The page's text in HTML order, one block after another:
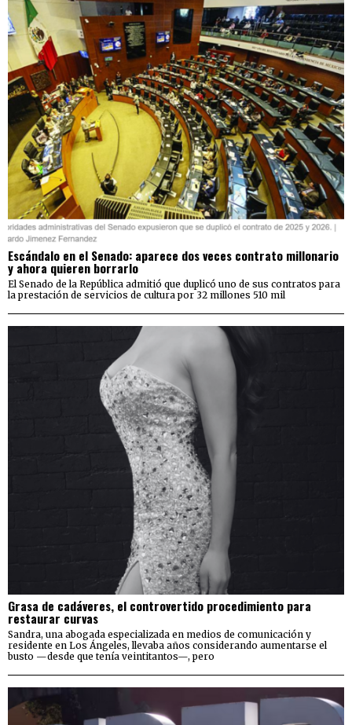
Escándalo en el Senado: aparece dos veces contrato millonario
y ahora quieren borrarlo
El Senado de la República admitió que duplicó uno de sus contratos para
la prestación de servicios de cultura por 32 millones 510 mil
Grasa de cadáveres, el controvertido procedimiento para
restaurar curvas
Sandra, una abogada especializada en medios de comunicación y
residente en Los Ángeles, llevaba años considerando aumentarse el
busto —desde que tenía veintitantos—, pero